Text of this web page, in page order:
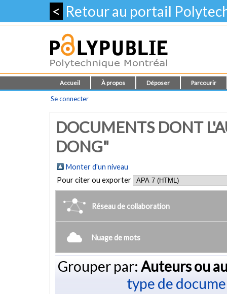
< Retour au portail
Accueil À propos Déposer Parcourir
Se connecter
DOCUMENTS DONT
DONG"
Monter d'un niveau
Pour citer ou exporter
Réseau de collaboration
Nuage de mots
Grouper par: Auteurs ou
type de